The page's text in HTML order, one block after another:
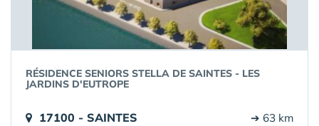
RÉSIDENCE SENIORS STELLA DE SAINTES - LES
JARDINS D'EUTROPE
17100 - SAINTES ➔ 63 km